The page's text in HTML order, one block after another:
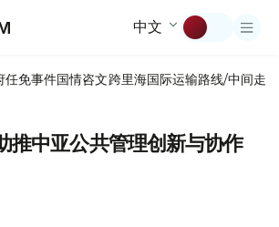
中文
任免事件国情咨文跨里海国际运输路线/中间走廊
推中亚公共管理创新与协作